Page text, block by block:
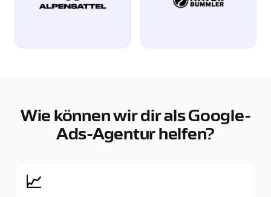
Wie können wir dir als Google-
Ads-Agentur helfen?
📈